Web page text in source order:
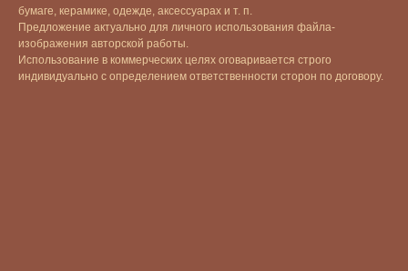
бумаге, керамике, одежде, аксессуарах и т. п.
Предложение актуально для личного использования файла-
изображения авторской работы.
Использование в коммерческих целях оговаривается строго
индивидуально с определением ответственности сторон по договору.